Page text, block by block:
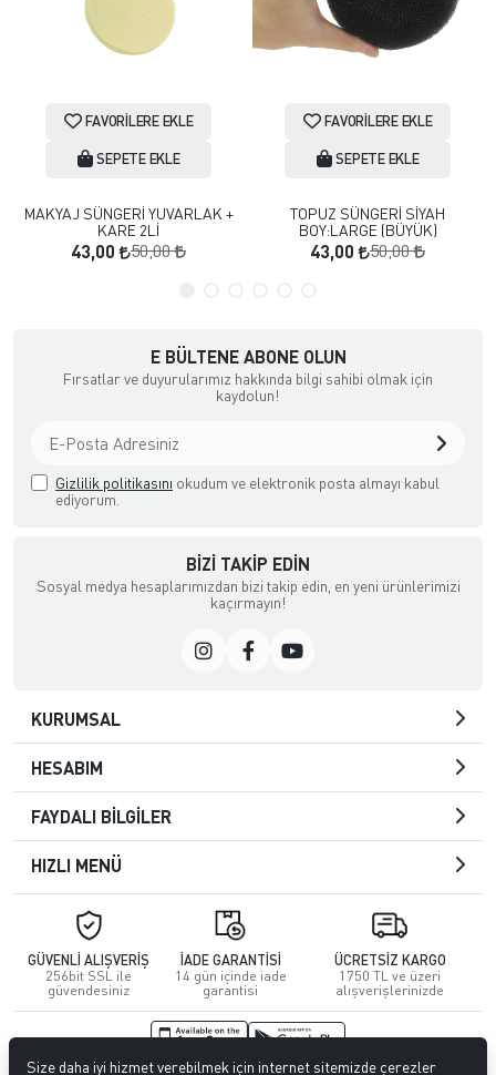
FAVORILERE EKLE
SEPETE EKLE
MAKYAJ SÜNGERİ YUVARLAK +
KARE 2Lİ
43,00 50,00
FAVORILERE EKLE
SEPETE EKLE
TOPUZ SÜNGERİ SİYAH
BOY:LARGE (BÜYÜK)
43,00 50,00
E BÜLTENE ABONE OLUN
Fırsatlar ve duyurularımız hakkında bilgi sahibi olmak için
kaydolun!
Gizlilik politikasını okudum ve elektronik posta almayı kabul
ediyorum.
BIZI TAKIP EDIN
Sosyal medya hesaplarımızdan bizi takip edin, en yeni ürünlerimizi
kaçırmayın!
KURUMSAL
HESABIM
FAYDALI BİLGİLER
HIZLI MENÜ
GÜVENLİ ALIŞVERİŞ
256bit SSL ile
güvendesiniz
İADE GARANTİSİ
14 gün içinde iade
garantisi
ÜCRETSİZ KARGO
1750 TL ve üzeri
alışverişlerinizde
Size daha iyi hizmet verebilmek için internet sitemizde çerezler